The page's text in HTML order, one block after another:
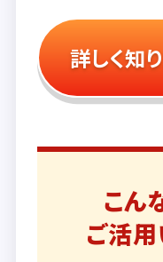
詳しく知
こん
ご活用